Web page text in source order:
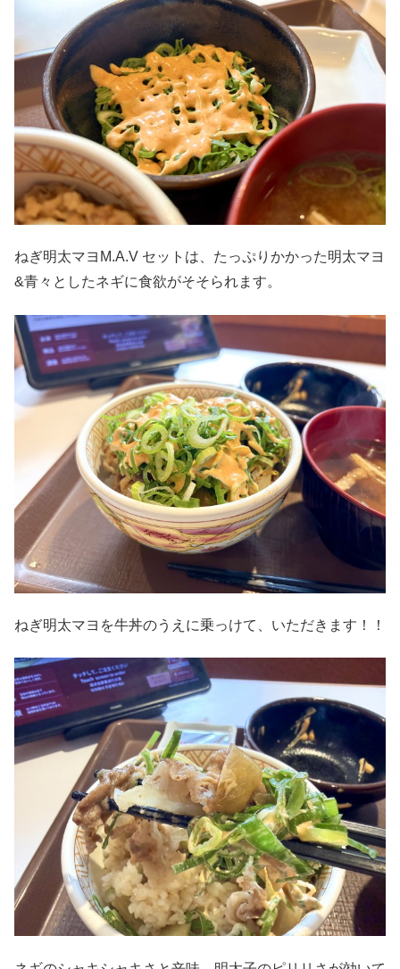
ねぎ明太マヨM.A.V セットは、たっぷりかかった明太マヨ
&青々としたネギに食欲がそそられます。
ねぎ明太マヨを牛丼のうえに乗っけて、いただきます！！